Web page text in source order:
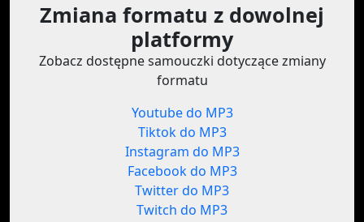
Zmiana formatu z dowolnej
platformy
Zobacz dostępne samouczki dotyczące zmiany
formatu
Youtube do MP3
Tiktok do MP3
Instagram do MP3
Facebook do MP3
Twitter do MP3
Twitch do MP3